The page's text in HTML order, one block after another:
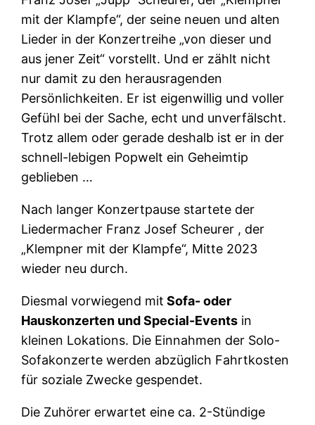
mit der Klampfe“, der seine neuen und alten
Lieder in der Konzertreihe „von dieser und
aus jener Zeit“ vorstellt. Und er zählt nicht
nur damit zu den herausragenden
Persönlichkeiten. Er ist eigenwillig und voller
Gefühl bei der Sache, echt und unverfälscht.
Trotz allem oder gerade deshalb ist er in der
schnell-lebigen Popwelt ein Geheimtip
geblieben …
Nach langer Konzertpause startete der
Liedermacher Franz Josef Scheurer , der
„Klempner mit der Klampfe“, Mitte 2023
wieder neu durch.
Diesmal vorwiegend mit Sofa- oder
Hauskonzerten und Special-Events in
kleinen Lokations. Die Einnahmen der Solo-
Sofakonzerte werden abzüglich Fahrtkosten
für soziale Zwecke gespendet.
Die Zuhörer erwartet eine ca. 2-Stündige